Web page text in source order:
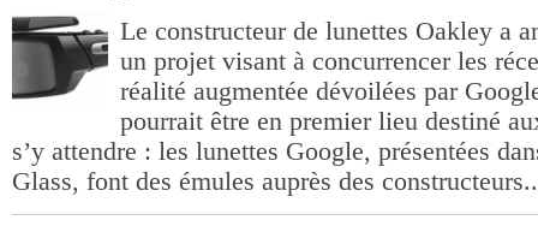
Le constructeur de lunettes Oakley a
un projet visant à concurrencer les
réalité augmentée dévoilées par
pourrait être en premier lieu destiné
s’y attendre : les lunettes Google, présentées
Glass, font des émules auprès des